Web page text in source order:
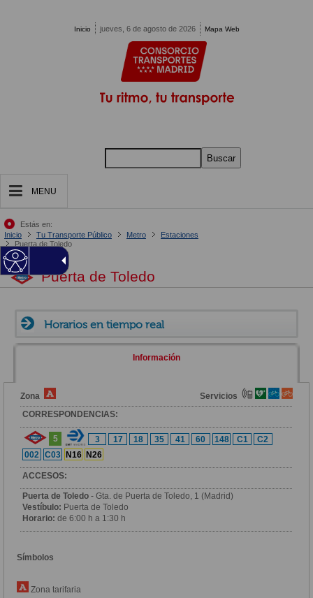
Inicio jueves, 6 de agosto de 2026 Mapa Web
Buscar
MENU
Estás en:
Inicio
Tu Transporte Público Metro
Estaciones
Puerta de Toledo
Puerta de Toledo
Horarios en tiempo real
Información
Zona
Servicios
CORRESPONDENCIAS:
5 3 17 18 35 41 60 148 C1
C2
002 C03 N16 N26
ACCESOS:
Puerta de Toledo - Gta. de Puerta de Toledo, 1 (Madrid)
Vestíbulo: Puerta de Toledo
Horario: de 6:00 h a 1:30 h
Símbolos
Zona tarifaria